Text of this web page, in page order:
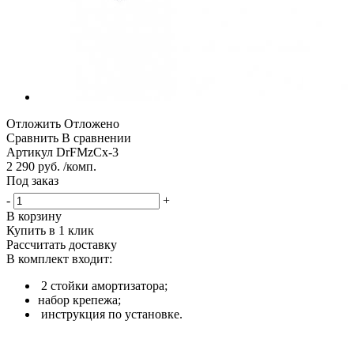
Отложить Отложено
Сравнить В сравнении
Артикул DrFMzCx-3
2 290 руб. /комп.
Под заказ
-
+
В корзину
Купить в 1 клик
Рассчитать доставку
В комплект входит:
2 стойки амортизатора;
набор крепежа;
инструкция по установке.